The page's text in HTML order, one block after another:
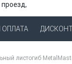
ОПЛАТА
листогиб